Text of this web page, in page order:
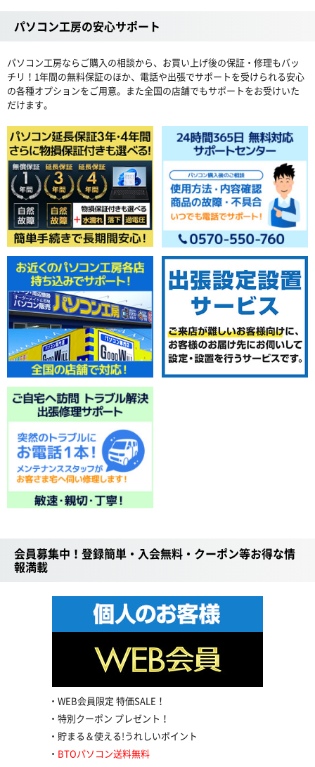
パソコン工房の安心サポート
パソコン工房ならご購入の相談から、お買い上げ後の保証・修理もバッ
チリ！1年間の無料保証のほか、電話や出張でサポートを受けられる安心
の各種オプションをご用意。また全国の店舗でもサポートをお受けいた
だけます。
会員募集中！登録簡単・入会無料・クーポン等お得な情
報満載
WEB会員限定 特価SALE！
特別クーポン プレゼント！
貯まる＆使える!うれしいポイント
BTOパソコン送料無料